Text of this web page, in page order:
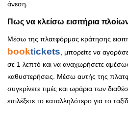
άνεση.
Πως να κλείσω εισιτήρια
Μέσω της πλατφόρμας κράτησης
booktickets , μπορείτε να
σε 1 λεπτό και να αναχωρήσετε αμέσως
καθυστερήσεις. Μέσω αυτής της
συγκρίνετε τιμές και ωράρια των
επιλέξετε το καταλληλότερο για το